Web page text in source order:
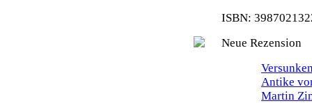
ISBN:
Neue Rezension
Antike
Martin